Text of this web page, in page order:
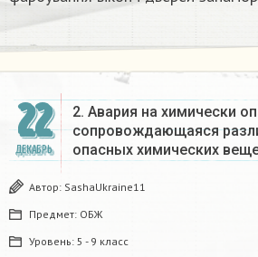
22
ДЕКАБРЬ
2. Авария на химически
сопровождающаяся
опасных химических
Автор: SashaUkraine11
Предмет: ОБЖ
Уровень: 5 - 9 класс